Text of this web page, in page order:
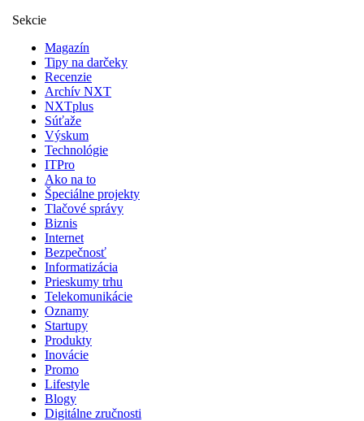
Sekcie
Magazín
Tipy na darčeky
Recenzie
Archív NXT
NXTplus
Súťaže
Výskum
Technológie
ITPro
Ako na to
Špeciálne projekty
Tlačové správy
Biznis
Internet
Bezpečnosť
Informatizácia
Prieskumy trhu
Telekomunikácie
Oznamy
Startupy
Produkty
Inovácie
Promo
Lifestyle
Blogy
Digitálne zručnosti